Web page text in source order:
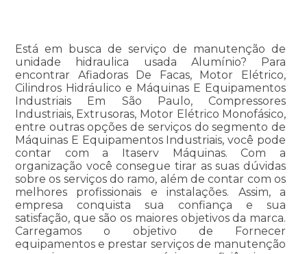
Está em busca de serviço de manutenção de
unidade hidraulica usada Alumínio? Para
encontrar Afiadoras De Facas, Motor Elétrico,
Cilindros Hidráulico e Máquinas E Equipamentos
Industriais Em São Paulo, Compressores
Industriais, Extrusoras, Motor Elétrico Monofásico,
entre outras opções de serviços do segmento de
Máquinas E Equipamentos Industriais, você pode
contar com a Itaserv Máquinas. Com a
organização você consegue tirar as suas dúvidas
sobre os serviços do ramo, além de contar com os
melhores profissionais e instalações. Assim, a
empresa conquista sua confiança e sua
satisfação, que são os maiores objetivos da marca.
Carregamos o objetivo de Fornecer
equipamentos e prestar serviços de manutenção